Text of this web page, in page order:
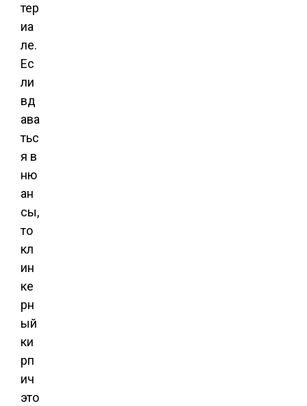
тер
иа
ле.
Ес
ли
вд
ава
тьс
я в
ню
ан
сы,
то
кл
ин
ке
рн
ый
ки
рп
ич
это